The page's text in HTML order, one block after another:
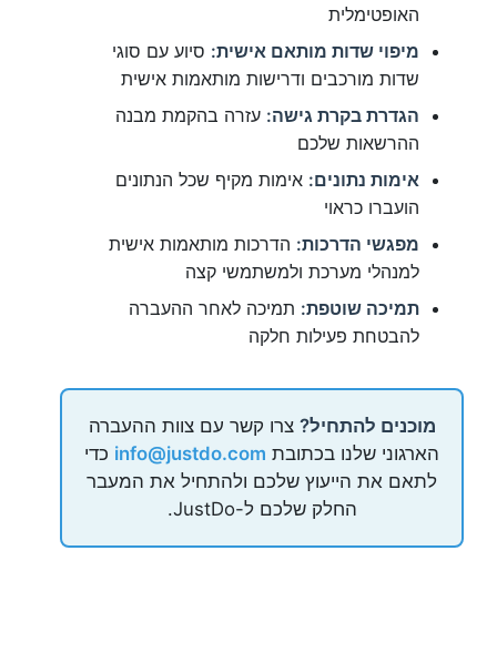
האופטימלית
מיפוי שדות מותאם אישית: סיוע עם סוגי
שדות מורכבים ודרישות מותאמות אישית
הגדרת בקרת גישה: עזרה בהקמת מבנה
ההרשאות שלכם
אימות נתונים: אימות מקיף שכל הנתונים
הועברו כראוי
מפגשי הדרכות: הדרכות מותאמות אישית
למנהלי מערכת ולמשתמשי קצה
תמיכה שוטפת: תמיכה לאחר ההעברה
להבטחת פעילות חלקה
מוכנים להתחיל? צרו קשר עם צוות ההעברה
הארגוני שלנו בכתובת info@justdo.com כדי
לתאם את הייעוץ שלכם ולהתחיל את המעבר
החלק שלכם ל-JustDo.